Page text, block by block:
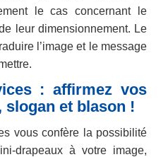
le cas concernant le
leur dimensionnement. Le
l’image et le message
: affirmez vos
et blason !
vous confère la possibilité
drapeaux à votre image,